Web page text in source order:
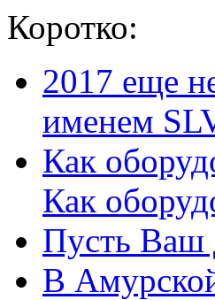
Коротко:
2017 еще
именем
Как
Как
Пусть
В Амурской